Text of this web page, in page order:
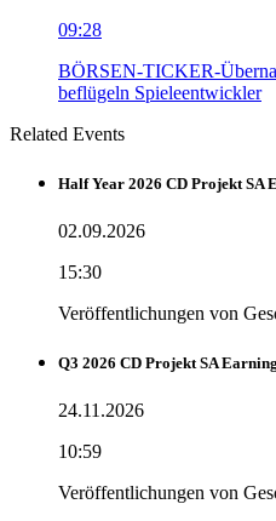
09:28
BÖRSEN-TICKER-
beflügeln Spieleentwickler
Related Events
Half Year 2026 CD Projekt SA
02.09.2026
15:30
Veröffentlichungen von
Q3 2026 CD Projekt SA
24.11.2026
10:59
Veröffentlichungen von